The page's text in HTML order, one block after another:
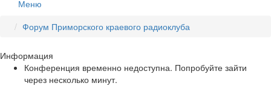
Меню
Форум Приморского краевого радиоклуба
Информация
Конференция временно недоступна. Попробуйте зайти
через несколько минут.